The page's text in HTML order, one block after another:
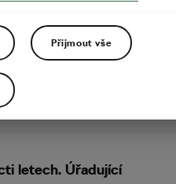
letech. Úřadující
Přijmout vše